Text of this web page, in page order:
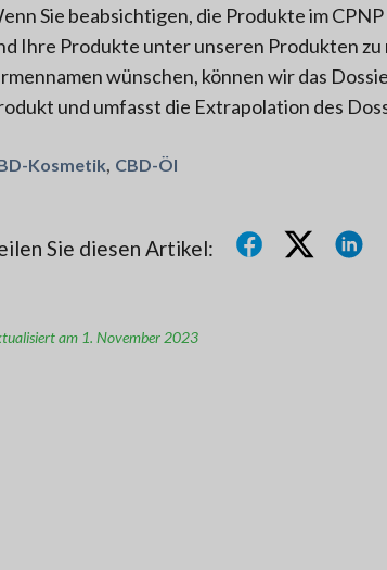
Sie beabsichtigen, die Produkte im
Ihre Produkte unter unseren Produkten
wünschen, können wir das
und umfasst die Extrapolation des
Kosmetik, CBD-Öl
Sie diesen Artikel:
am 1. November 2023